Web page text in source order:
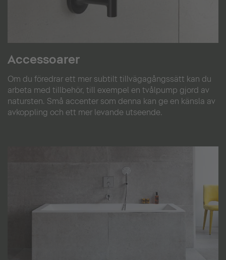
Accessoarer
Om du föredrar ett mer subtilt tillvägagångssätt kan du
arbeta med tillbehör, till exempel en tvålpump gjord av
natursten. Små accenter som denna kan ge en känsla av
avkoppling och ett mer levande utseende.